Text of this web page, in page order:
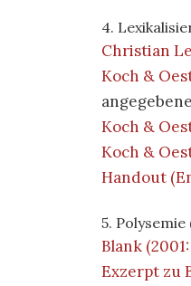
4.
Christian
Koch &
Koch &
Koch &
Handout
5. Polysemie
Blank
Exzerpt zu